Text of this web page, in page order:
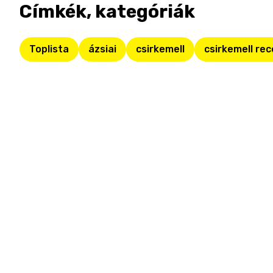
Címkék, kategóriák
Toplista ázsiai csirkemell csirkemell